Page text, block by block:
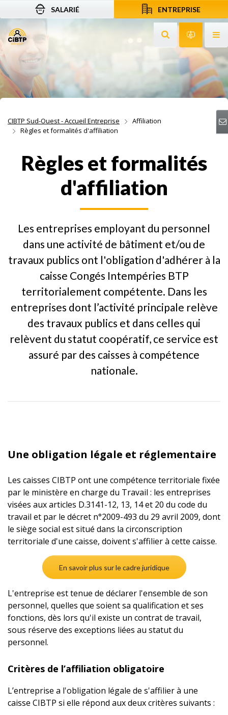
Aller au contenu
Aller à la recherche
Aller à la navigation
SALARIÉ ENTREPRISE
Rechercher sur
CIBTP Sud-Ouest - Accueil Entreprise
Affiliation
Règles et formalités d'affiliation
Règles et formalités
d'affiliation
Les entreprises employant du personnel
dans une activité de bâtiment et/ou de
travaux publics ont l'obligation d'adhérer à la
caisse Congés Intempéries BTP
territorialement compétente. Dans les
entreprises dont l’activité principale relève
des travaux publics et dans celles qui
relèvent du statut coopératif, ce service est
assuré par des caisses à compétence
nationale.
Une obligation légale et réglementaire
Les caisses CIBTP ont une compétence territoriale fixée
par le ministère en charge du Travail : les entreprises
visées aux articles D.3141-12, 13, 14 et 20 du code du
travail et par le décret n°2009-493 du 29 avril 2009, dont
le siège social est situé dans la circonscription
territoriale d'une caisse, doivent s'affilier à cette caisse.
En savoir plus sur le cadre juridique
L'entreprise est tenue de déclarer l'ensemble de son
personnel, quelles que soient sa qualification et ses
fonctions, dès lors qu'il existe un contrat de travail,
sous réserve des exceptions liées au statut du
personnel.
Critères de l’affiliation obligatoire
L’entreprise a l'obligation légale de s'affilier à une
caisse CIBTP si elle répond aux deux critères suivants :